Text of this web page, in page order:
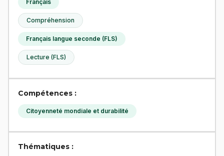
Français
Compréhension
Français langue seconde (FLS)
Lecture (FLS)
Compétences :
Citoyenneté mondiale et durabilité
Thématiques :